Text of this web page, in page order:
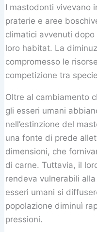
I mastodonti vivevano
praterie e aree
climatici avvenuti dopo
loro habitat. La
compromesso le
competizione tra
Oltre al cambiamento
gli esseri umani
nell’estinzione del
una fonte di prede
dimensioni, che
di carne. Tuttavia, il
rendeva vulnerabili
esseri umani si
popolazione diminuì
pressioni.